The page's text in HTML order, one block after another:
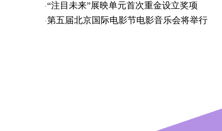
·“注目未来”展映单元首次重金设立奖项
·第五届北京国际电影节电影音乐会将举行